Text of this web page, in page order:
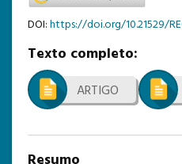
ANTERIORES
ESTATÍSTICAS
TEMPLATE DE SUBMISSÃO
DOI:https://doi.org/10.21529/
Texto completo:
ARTIGO